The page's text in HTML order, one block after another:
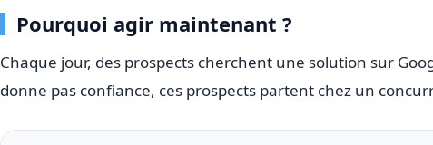
Pourquoi agir maintenant ?
Chaque jour, des prospects cherchent une solution sur
donne pas confiance, ces prospects partent chez un